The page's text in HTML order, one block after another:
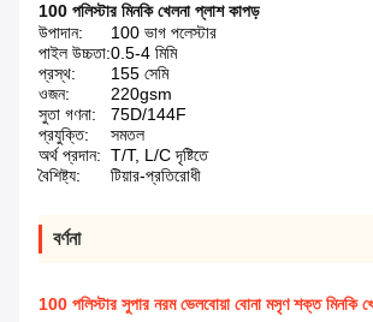
100 পলিস্টার মিনকি খেলনা প্লাশ কাপড়
উপাদান:
100 ভাগ পলেস্টার
পাইল উচ্চতা:0.5-4 মিমি
প্রস্থ:
155 সেমি
ওজন:
220gsm
সুতা গণনা:
75D/144F
প্রযুক্তি:
সমতল
অর্থ প্রদান: T/T, L/C দৃষ্টিতে
বৈশিষ্ট্য:
টিয়ার-প্রতিরোধী
বর্ণনা
100 পলিস্টার সুপার নরম ভেলবোয়া বোনা মসৃণ শক্ত মিনকি